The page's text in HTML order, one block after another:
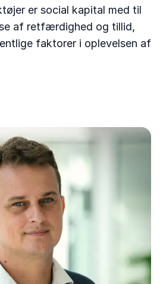
er social kapital med til
af retfærdighed og tillid,
faktorer i oplevelsen af